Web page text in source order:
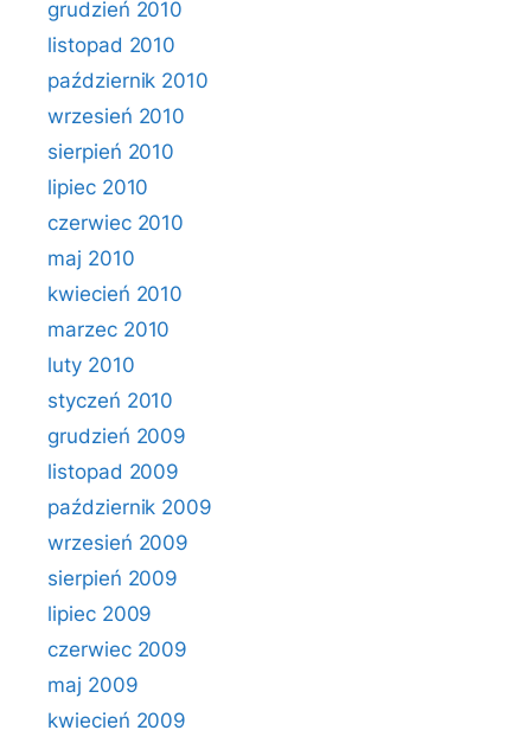
grudzień 2010
listopad 2010
październik 2010
wrzesień 2010
sierpień 2010
lipiec 2010
czerwiec 2010
maj 2010
kwiecień 2010
marzec 2010
luty 2010
styczeń 2010
grudzień 2009
listopad 2009
październik 2009
wrzesień 2009
sierpień 2009
lipiec 2009
czerwiec 2009
maj 2009
kwiecień 2009